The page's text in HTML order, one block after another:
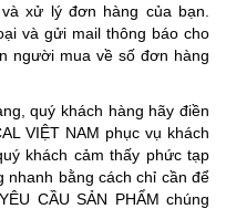
xử lý đơn hàng của bạn.
và gửi mail thông báo cho
người mua về số đơn hàng
quý khách hàng hãy điền
VIỆT NAM phục vụ khách
khách cảm thấy phức tạp
nhanh bằng cách chỉ cần để
CẦU SẢN PHẨM chúng